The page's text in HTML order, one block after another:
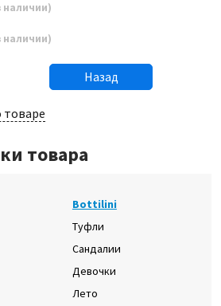
наличии)
наличии)
Назад
товаре
товара
Bottilini
Туфли
Сандалии
Девочки
Лето